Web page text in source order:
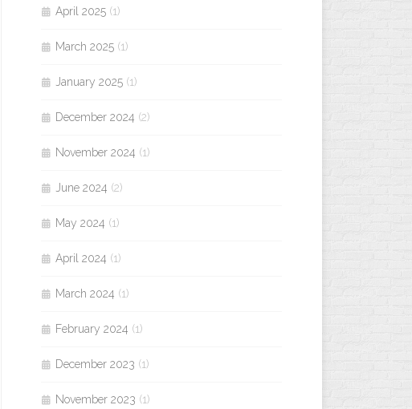
April 2025 (1)
March 2025 (1)
January 2025 (1)
December 2024 (2)
November 2024 (1)
June 2024 (2)
May 2024 (1)
April 2024 (1)
March 2024 (1)
February 2024 (1)
December 2023 (1)
November 2023 (1)